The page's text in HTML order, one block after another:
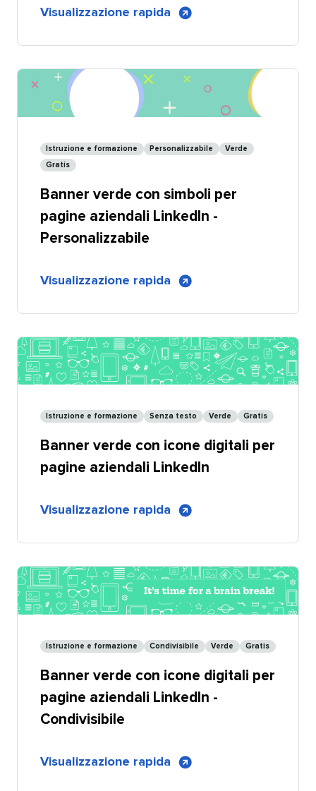
Visualizzazione rapida
di
verde
per
pagine
aziendali
con
forme
Condivisibile
Istruzione e formazione​​ Personalizzabile​​ Verde​​
Gratis​​
Banner verde con simboli per
pagine aziendali LinkedIn -
Personalizzabile​​
Visualizzazione rapida
di
verde
con
simboli
per
aziendali
LinkedIn
-
Personalizzabile
Istruzione e formazione​​ Senza testo​​ Verde​​ Gratis​​
Banner verde con icone digitali per
pagine aziendali LinkedIn​​
Visualizzazione rapida
di
verde
con
icone
digitali
pagine
aziendali
LinkedIn
Istruzione e formazione​​ Condivisibile​​ Verde​​ Gratis​​
Banner verde con icone digitali per
pagine aziendali LinkedIn -
Condivisibile​​
Visualizzazione rapida
di